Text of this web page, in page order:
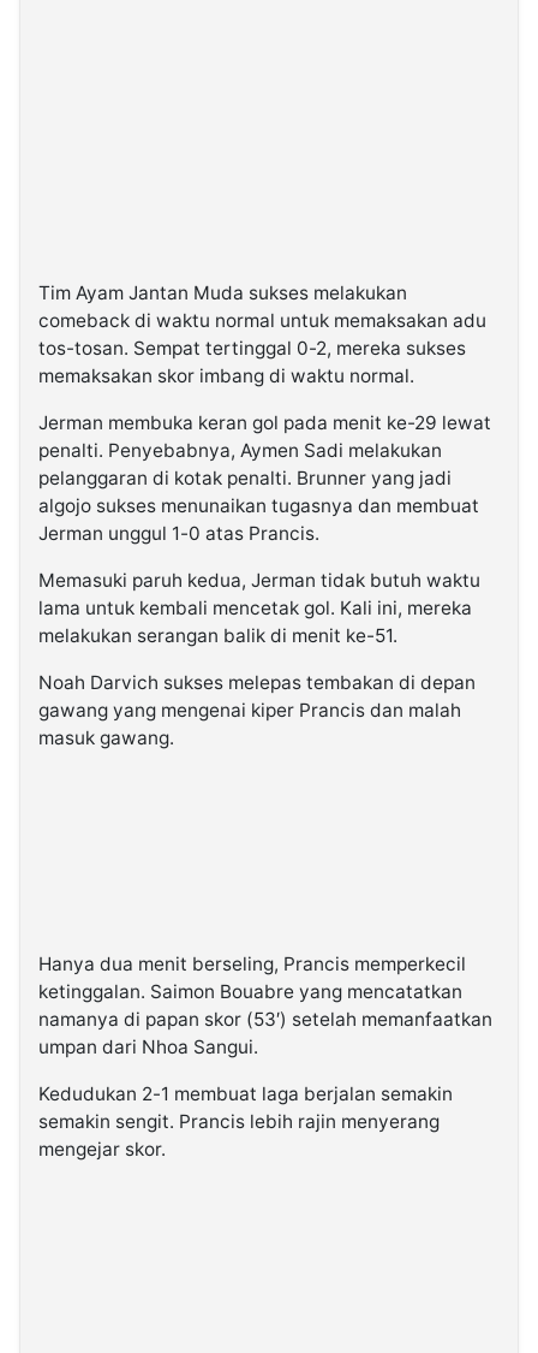
Tim Ayam Jantan Muda sukses melakukan
comeback di waktu normal untuk memaksakan adu
tos-tosan. Sempat tertinggal 0-2, mereka sukses
memaksakan skor imbang di waktu normal.
Jerman membuka keran gol pada menit ke-29 lewat
penalti. Penyebabnya, Aymen Sadi melakukan
pelanggaran di kotak penalti. Brunner yang jadi
algojo sukses menunaikan tugasnya dan membuat
Jerman unggul 1-0 atas Prancis.
Memasuki paruh kedua, Jerman tidak butuh waktu
lama untuk kembali mencetak gol. Kali ini, mereka
melakukan serangan balik di menit ke-51.
Noah Darvich sukses melepas tembakan di depan
gawang yang mengenai kiper Prancis dan malah
masuk gawang.
Hanya dua menit berseling, Prancis memperkecil
ketinggalan. Saimon Bouabre yang mencatatkan
namanya di papan skor (53′) setelah memanfaatkan
umpan dari Nhoa Sangui.
Kedudukan 2-1 membuat laga berjalan semakin
semakin sengit. Prancis lebih rajin menyerang
mengejar skor.